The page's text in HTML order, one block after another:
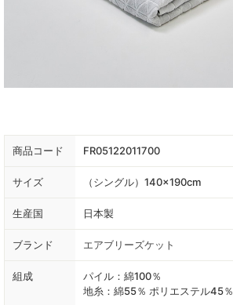
商品コード FR05122011700
サイズ （シングル）140×190cm
生産国 日本製
ブランド エアブリーズケット
組成
パイル：綿100％
地糸：綿55％ ポリエステル45％